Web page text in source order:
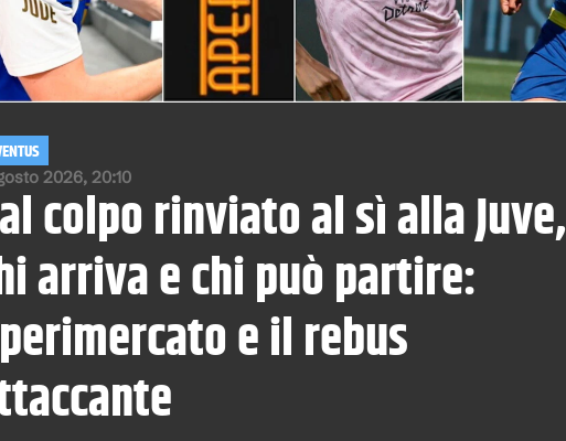
2026, 20:10
colpo rinviato al sì alla Juve,
arriva e chi può partire:
e il rebus